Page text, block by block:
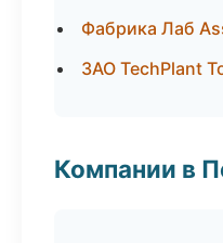
Фабрика Лаб
ЗАО TechPlant
Компании в